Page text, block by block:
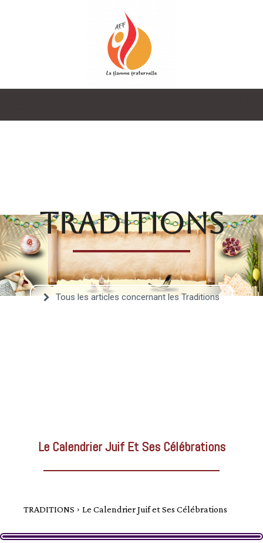
Fraternelle
–
TRADITIONS
Tous les articles concernant les Traditions
Le Calendrier Juif Et Ses Célébrations
TRADITIONS Le Calendrier Juif et Ses Célébrations